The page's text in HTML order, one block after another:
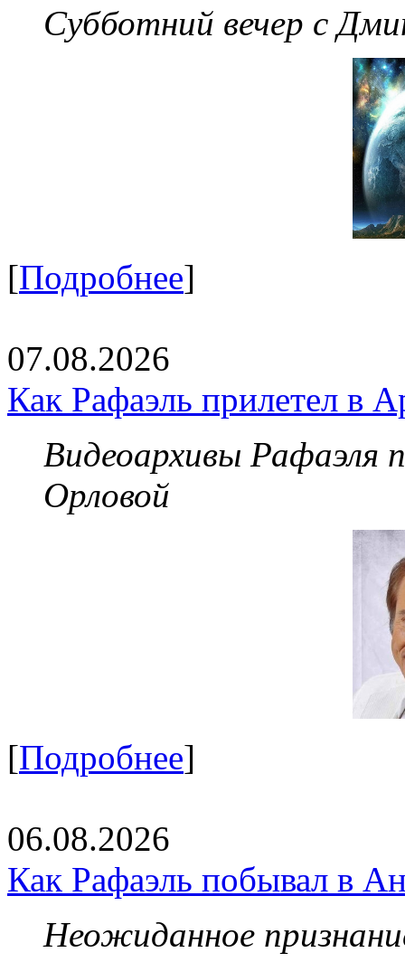
Субботний вечер с
[Подробнее]
07.08.2026
Как Рафаэль прилетел в
Видеоархивы Рафаэля
Орловой
[Подробнее]
06.08.2026
Как Рафаэль побывал в
Неожиданное